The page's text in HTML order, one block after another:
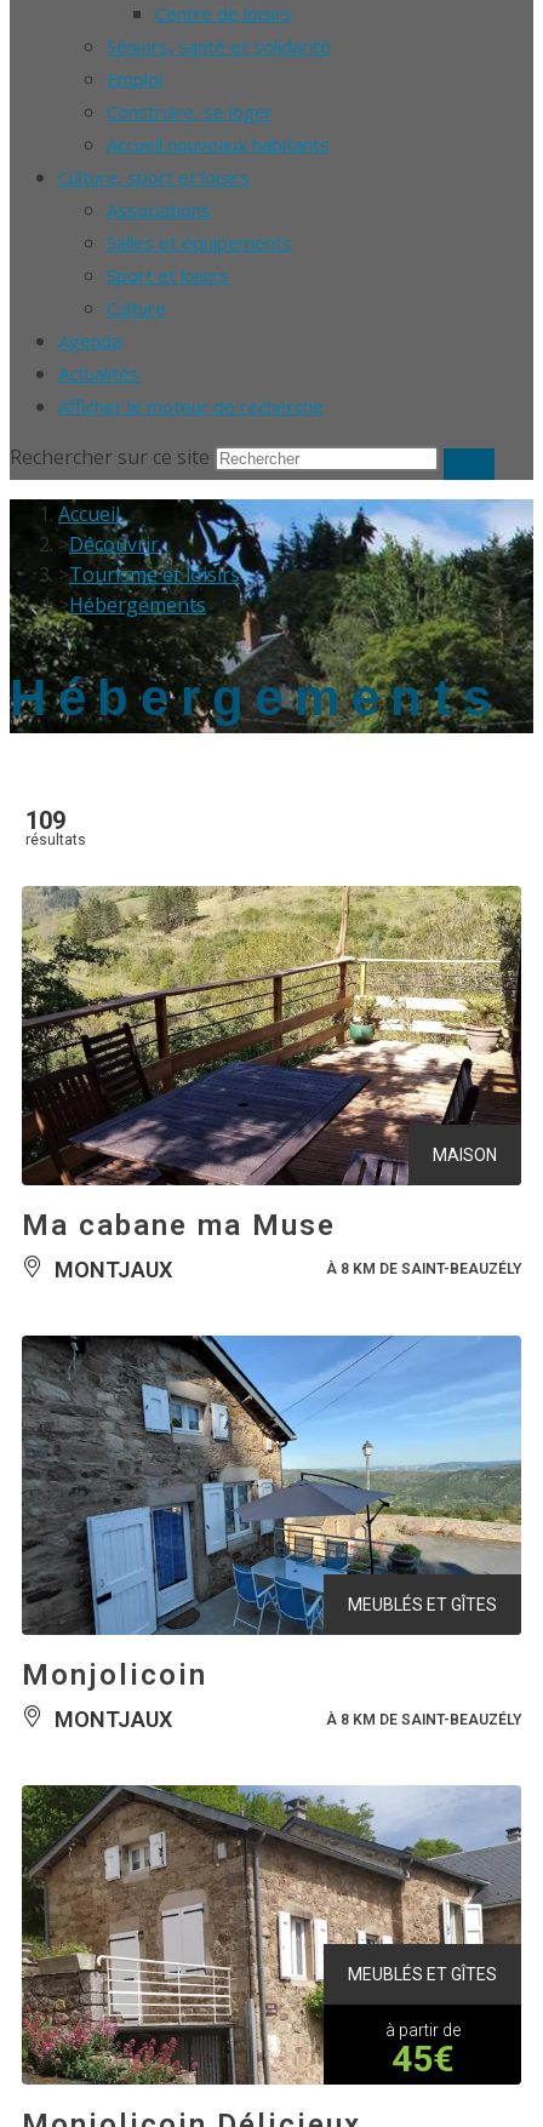
Centre de loisirs
Séniors, santé et solidarité
Emploi
Construire, se loger
Accueil nouveaux habitants
Culture, sport et loisirs
Associations
Salles et équipements
Sport et loisirs
Culture
Agenda
Actualités
Afficher le moteur de recherche
Rechercher sur ce site
Accueil
>Découvrir
>Tourisme et loisirs
>Hébergements
Hébergements
109
résultats
MAISON
Ma cabane ma Muse
MONTJAUX À 8 KM DE SAINT-BEAUZÉLY
MEUBLÉS ET GÎTES
Monjolicoin
MONTJAUX À 8 KM DE SAINT-BEAUZÉLY
MEUBLÉS ET GÎTES
à partir de
45€